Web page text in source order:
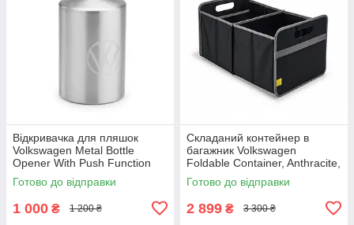
Відкривачка для пляшок
Volkswagen Metal Bottle
Opener With Push Function
NM, артикул
000087703LTJKA
Готово до відправки
1 000 ₴ 1 200 ₴
Складаний контейнер в
багажник Volkswagen
Foldable Container, Anthracite,
артикул 5H0061104
Готово до відправки
2 899 ₴ 3 300 ₴